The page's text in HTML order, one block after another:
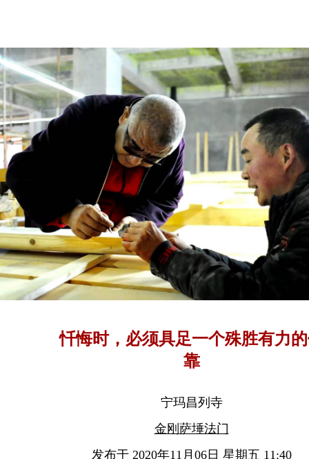
忏悔时，必须具足一个殊胜有力
靠
宁玛昌列寺
金刚萨埵法门
发布于 2020年11月06日 星期五 11:40